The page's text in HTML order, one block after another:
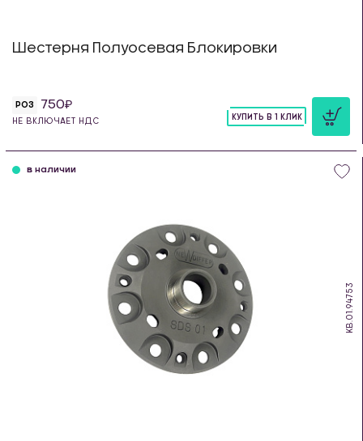
Шестерня Полуосевая Блокировки
РОЗ 750
НЕ ВКЛЮЧАЕТ НДС
КУПИТЬ В 1 КЛИК
KB.01.94753
в наличии